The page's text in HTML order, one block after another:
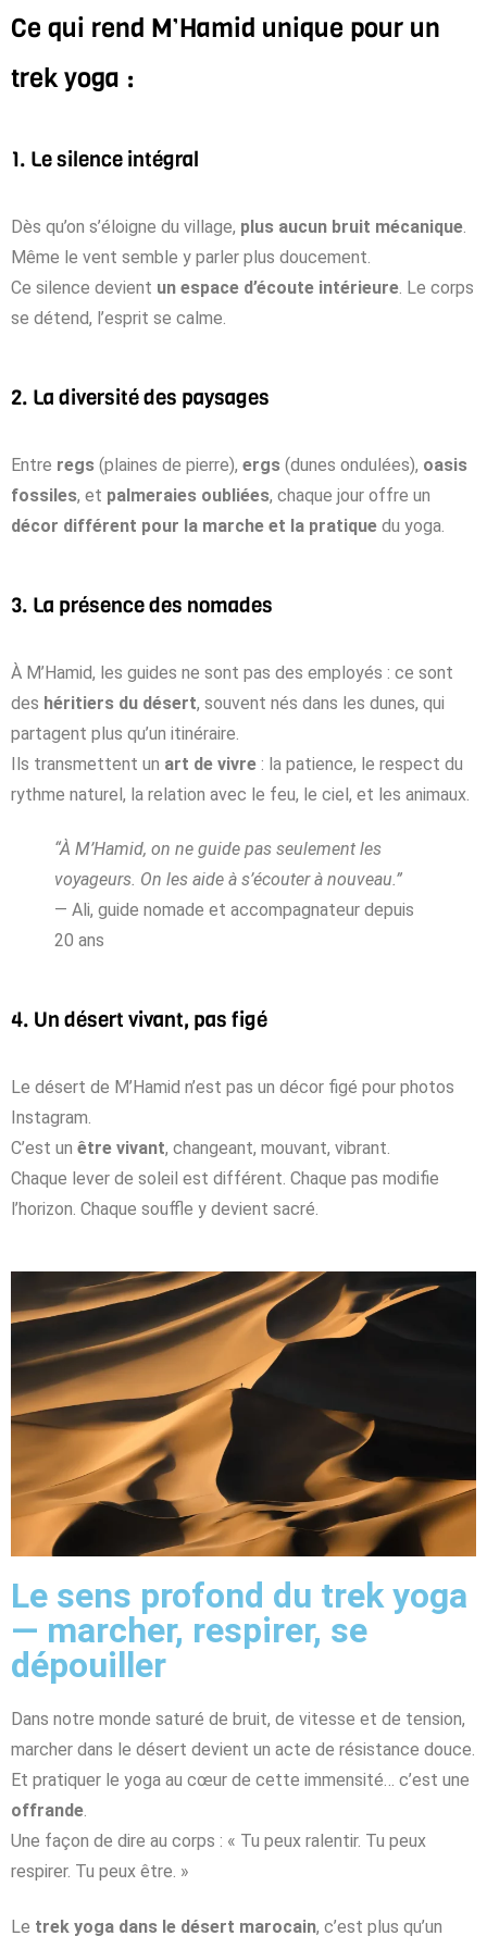
Ce qui rend M’Hamid unique pour un
trek yoga :
1. Le silence intégral
Dès qu’on s’éloigne du village, plus aucun bruit mécanique.
Même le vent semble y parler plus doucement.
Ce silence devient un espace d’écoute intérieure. Le corps
se détend, l’esprit se calme.
2. La diversité des paysages
Entre regs (plaines de pierre), ergs (dunes ondulées), oasis
fossiles, et palmeraies oubliées, chaque jour offre un
décor différent pour la marche et la pratique du yoga.
3. La présence des nomades
À M’Hamid, les guides ne sont pas des employés : ce sont
des héritiers du désert, souvent nés dans les dunes, qui
partagent plus qu’un itinéraire.
Ils transmettent un art de vivre : la patience, le respect du
rythme naturel, la relation avec le feu, le ciel, et les animaux.
“À M’Hamid, on ne guide pas seulement les
voyageurs. On les aide à s’écouter à nouveau.”
— Ali, guide nomade et accompagnateur depuis
20 ans
4. Un désert vivant, pas figé
Le désert de M’Hamid n’est pas un décor figé pour photos
Instagram.
C’est un être vivant, changeant, mouvant, vibrant.
Chaque lever de soleil est différent. Chaque pas modifie
l’horizon. Chaque souffle y devient sacré.
Le sens profond du trek yoga
— marcher, respirer, se
dépouiller
Dans notre monde saturé de bruit, de vitesse et de tension,
marcher dans le désert devient un acte de résistance douce.
Et pratiquer le yoga au cœur de cette immensité… c’est une
offrande
Une façon de dire au corps : « Tu peux ralentir. Tu peux
respirer. Tu peux être. »
Le trek yoga dans le désert marocain, c’est plus qu’un